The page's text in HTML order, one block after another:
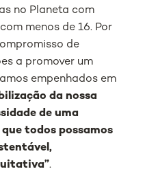
no Planeta com
menos de 16. Por
de
a promover um
empenhados em
da nossa
de uma
todos possamos
.